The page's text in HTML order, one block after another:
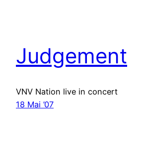
Judgement
VNV Nation live in concert
18 Mai ’07